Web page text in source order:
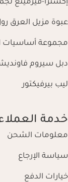
إكسترا-فيرمينغ
عبوة مزيل العرق
مجموعة أساسيات
دبل سيروم فاونديشن
ليب بيرفيكتور
خدمة
معلومات الشحن
سياسة الإرجاع
خيارات الدفع